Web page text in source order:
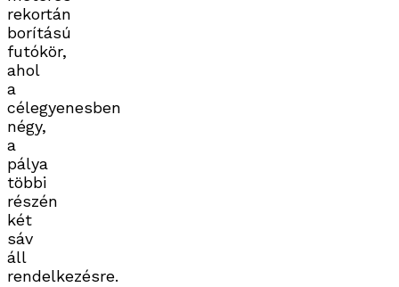
rekortán
borítású
futókör,
ahol
a
célegyenesben
négy,
a
pálya
többi
részén
két
sáv
áll
rendelkezésre.